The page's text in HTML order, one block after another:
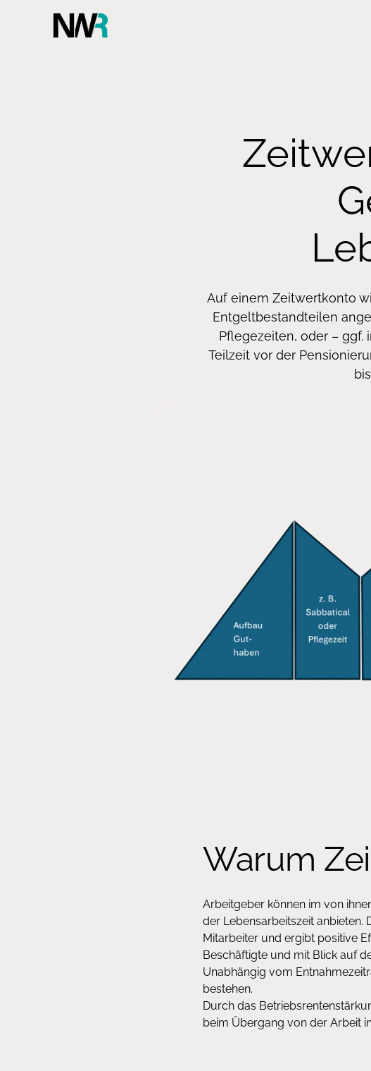
Auf einem Zeitwertkonto
Entgeltbestandteilen
Pflegezeiten, oder –
Teilzeit vor der
Warum
Arbeitgeber können im von
der Lebensarbeitszeit anbieten.
Mitarbeiter und ergibt positive
Beschäftigte und mit Blick auf
Unabhängig vom
bestehen.
Durch das
beim Übergang von der Arbeit